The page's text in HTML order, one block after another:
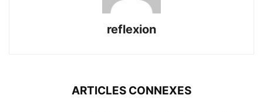
reflexion
ARTICLES CONNEXES